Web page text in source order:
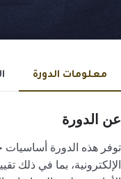
معلومات الدورة
عن الدورة
توفر هذه الدورة أساسيات
الإلكترونية، بما في ذلك